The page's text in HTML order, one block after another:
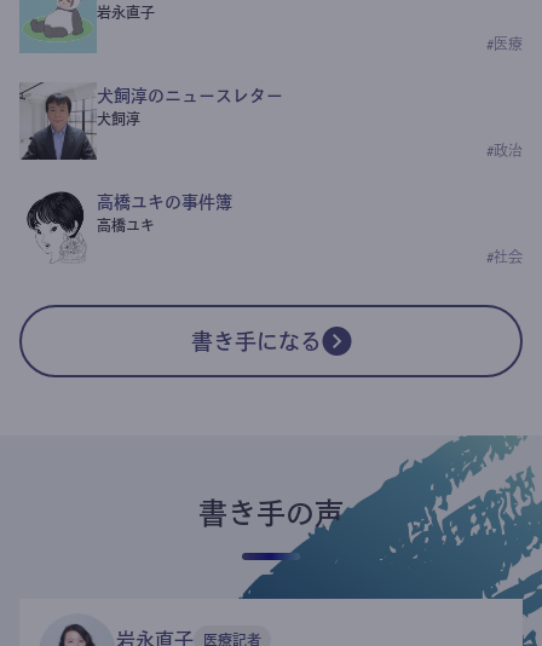
岩永直子
# 医療
犬飼淳のニュースレター
犬飼淳
#政治
高橋ユキの事件簿
高橋ユキ
#社会
書き手になる
書き手の声
岩永直子 医療記者